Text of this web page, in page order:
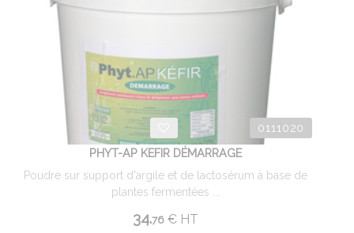
0111020
PHYT-AP KEFIR DÉMARRAGE
Poudre sur support d'argile et de lactosérum à base de
plantes fermentées ...
34.76 €HT